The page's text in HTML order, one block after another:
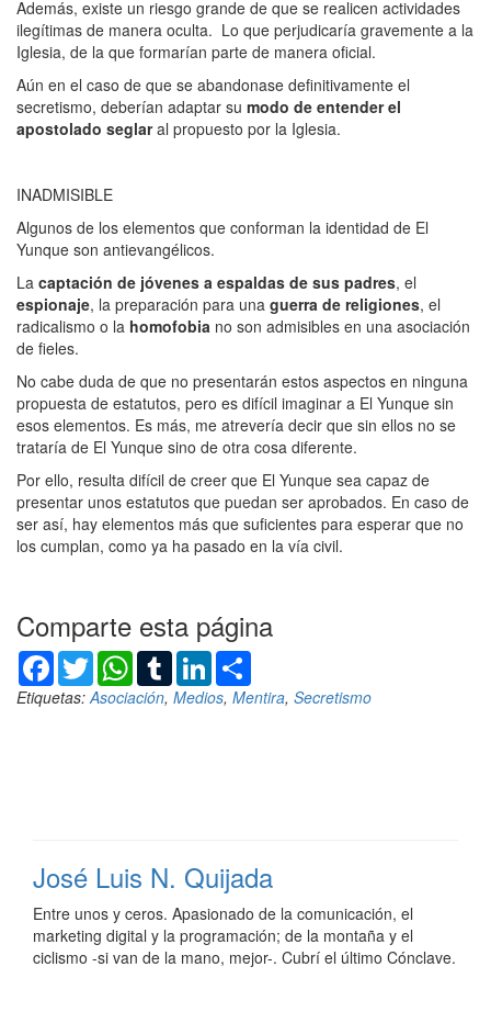
Además, existe un riesgo grande de que se realicen actividades
ilegítimas de manera oculta. Lo que perjudicaría gravemente a la
Iglesia, de la que formarían parte de manera oficial.
Aún en el caso de que se abandonase definitivamente el
secretismo, deberían adaptar su modo de entender el
apostolado seglaral propuesto por la Iglesia.
INADMISIBLE
Algunos de los elementos que conforman la identidad de El
Yunque son antievangélicos.
La captación de jóvenes a espaldas de sus padres, el
espionaje, la preparación para una guerra de religiones, el
radicalismo o la homofobia no son admisibles en una asociación
de fieles.
No cabe duda de que no presentarán estos aspectos en ninguna
propuesta de estatutos, pero es difícil imaginar a El Yunque sin
esos elementos. Es más, me atrevería decir que sin ellos no se
trataría de El Yunque sino de otra cosa diferente.
Por ello, resulta difícil de creer que El Yunque sea capaz de
presentar unos estatutos que puedan ser aprobados. En caso de
ser así, hay elementos más que suficientes para esperar que no
los cumplan, como ya ha pasado en la vía civil.
Comparte esta página
Facebook
TwitterWhatsApp
TumblrLinkedIn
Etiquetas:Asociación, Medios, Mentira, Secretismo
José Luis N. Quijada
Entre unos y ceros. Apasionado de la comunicación, el
marketing digital y la programación; de la montaña y el
ciclismo -si van de la mano, mejor-. Cubrí el último Cónclave.